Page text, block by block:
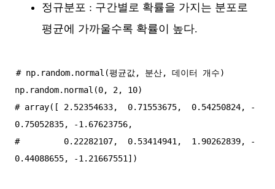
정규분포 : 구간별로 확률을 가지는 분포로
평균에 가까울수록 확률이 높다.
# np.random.normal(평균값, 분산, 데이터 개수)
np.random.normal(0, 2, 10)
# array([ 2.52354633,  0.71553675,  0.54250824, -
0.75052835, -1.67623756,
#         0.22282107,  0.53414941,  1.90262839, -